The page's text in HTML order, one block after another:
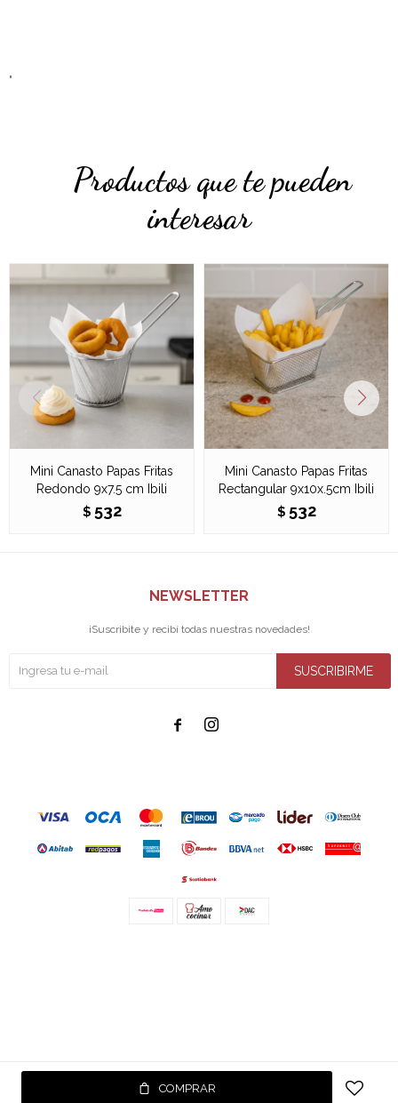
COMPRAR
"
Productos que te pueden
interesar
Mini Canasto Papas Fritas
Redondo 9x7.5 cm Ibili
$ 532
Mini Canasto Papas Fritas
Rectangular 9x10x.5cm Ibili
$ 532
NEWSLETTER
¡Suscribite y recibí todas nuestras novedades!
SUSCRIBIRME
 
Fenicio